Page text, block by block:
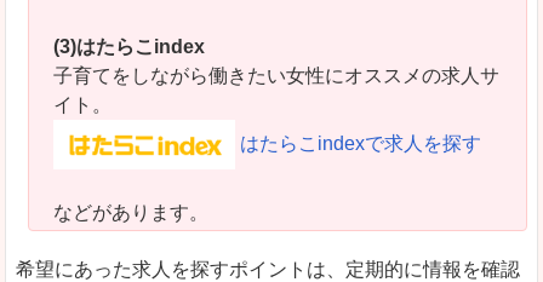
(3)はたらこindex
子育てをしながら働きたい女性にオススメの求人サ
イト。
はたらこindexで求人を探す
などがあります。
希望にあった求人を探すポイントは、定期的に情報を確認